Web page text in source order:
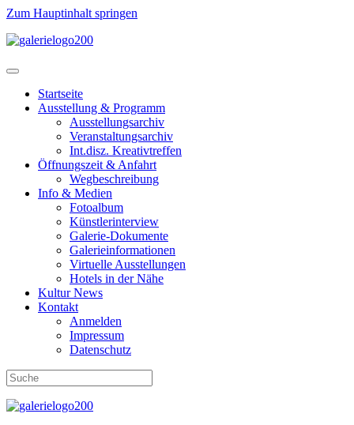
Zum Hauptinhalt springen
Startseite
Ausstellung & Programm
Ausstellungsarchiv
Veranstaltungsarchiv
Int.disz. Kreativtreffen
Öffnungszeit & Anfahrt
Wegbeschreibung
Info & Medien
Fotoalbum
Künstlerinterview
Galerie-Dokumente
Galerieinformationen
Virtuelle Ausstellungen
Hotels in der Nähe
Kultur News
Kontakt
Anmelden
Impressum
Datenschutz